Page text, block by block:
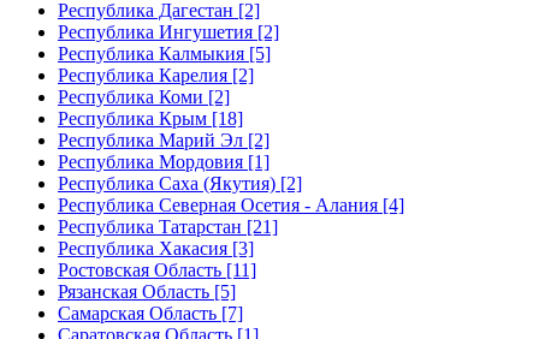
Республика Дагестан [2]
Республика Ингушетия [2]
Республика Калмыкия [5]
Республика Карелия [2]
Республика Коми [2]
Республика Крым [18]
Республика Марий Эл [2]
Республика Мордовия [1]
Республика Саха (Якутия) [2]
Республика Северная Осетия - Алания [4]
Республика Татарстан [21]
Республика Хакасия [3]
Ростовская Область [11]
Рязанская Область [5]
Самарская Область [7]
Саратовская Область [1]